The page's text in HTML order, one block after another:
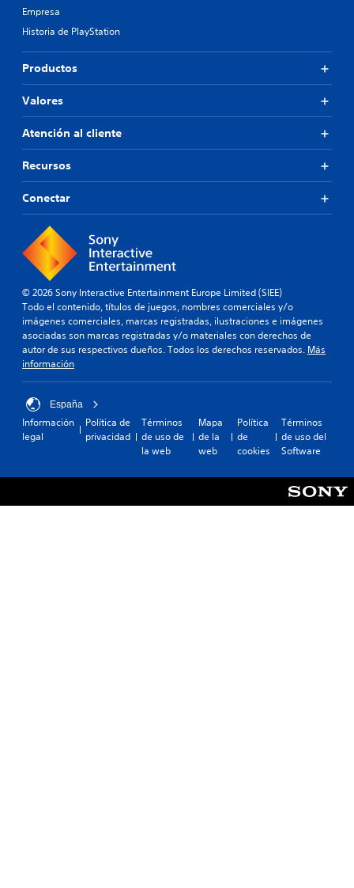
Empresa
Historia de PlayStation
Productos
Valores
Atención al cliente
Recursos
Conectar
© 2026 Sony Interactive Entertainment Europe Limited (SIEE)
Todo el contenido, títulos de juegos, nombres comerciales y/o
imágenes comerciales, marcas registradas, ilustraciones e imágenes
asociadas son marcas registradas y/o materiales con derechos de
autor de sus respectivos dueños. Todos los derechos reservados. Más
información
España
Información
legal
Política de
privacidad
Términos
de uso de
la web
Mapa
de la
web
Política
de
cookies
Términos
de uso del
Software